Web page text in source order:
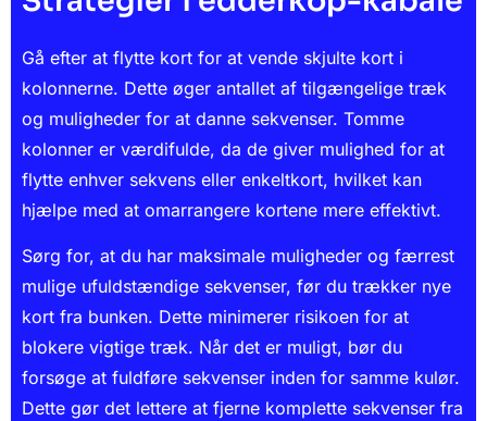
Gå efter at flytte kort for at vende skjulte kort i
kolonnerne. Dette øger antallet af tilgængelige træk
og muligheder for at danne sekvenser. Tomme
kolonner er værdifulde, da de giver mulighed for at
flytte enhver sekvens eller enkeltkort, hvilket kan
hjælpe med at omarrangere kortene mere effektivt.
Sørg for, at du har maksimale muligheder og færrest
mulige ufuldstændige sekvenser, før du trækker nye
kort fra bunken. Dette minimerer risikoen for at
blokere vigtige træk. Når det er muligt, bør du
forsøge at fuldføre sekvenser inden for samme kulør.
Dette gør det lettere at fjerne komplette sekvenser fra